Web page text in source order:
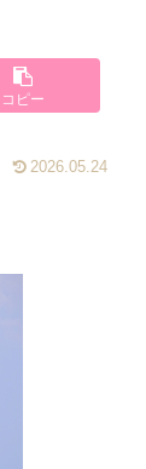
コピー
2026.05.24